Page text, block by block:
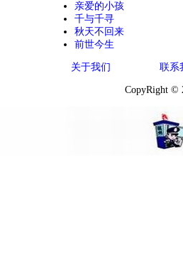
亲爱的小孩
千与千寻
秋天不回来
前世今生
关于我们 联系
CopyRight ©